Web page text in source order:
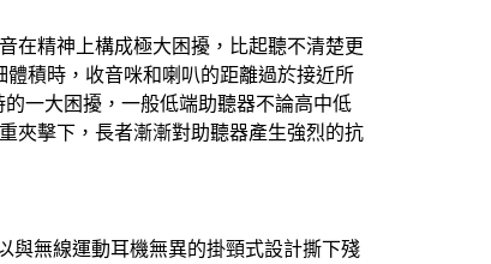
在精神上構成極大困擾，比起聽不清楚更
積時，收音咪和喇叭的距離過於接近所
一大困擾，一般低端助聽器不論高中低
夾擊下，長者漸漸對助聽器產生強烈的抗
與無線運動耳機無異的掛頸式設計撕下殘